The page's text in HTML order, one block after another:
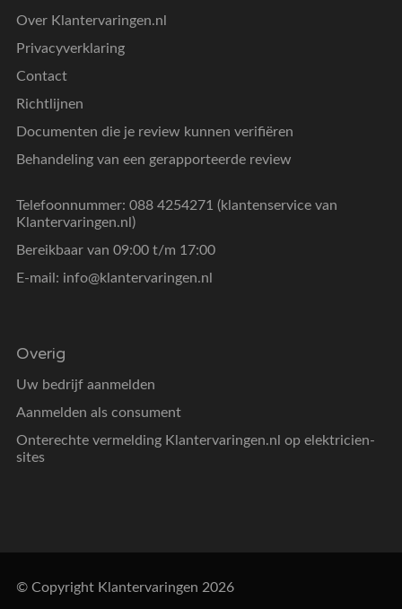
Over Klantervaringen.nl
Privacyverklaring
Contact
Richtlijnen
Documenten die je review kunnen verifiëren
Behandeling van een gerapporteerde review
Telefoonnummer: 088 4254271 (klantenservice van
Klantervaringen.nl)
Bereikbaar van 09:00 t/m 17:00
E-mail: info@klantervaringen.nl
Overig
Uw bedrijf aanmelden
Aanmelden als consument
Onterechte vermelding Klantervaringen.nl op elektricien-
sites
© Copyright Klantervaringen 2026